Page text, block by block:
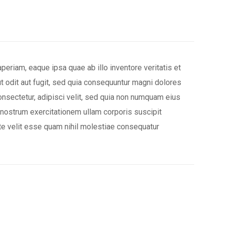
eaque ipsa quae ab illo inventore veritatis et
aut fugit, sed quia consequuntur magni dolores
adipisci velit, sed quia non numquam eius
exercitationem ullam corporis suscipit
velit esse quam nihil molestiae consequatur